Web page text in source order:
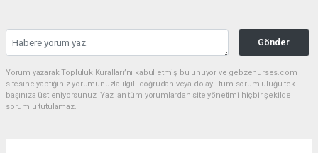
Gönder
Yorum yazarak Topluluk Kuralları’nı kabul etmiş bulunuyor ve gebzehurses.com
sitesine yaptığınız yorumunuzla ilgili doğrudan veya dolaylı tüm sorumluluğu tek
başınıza üstleniyorsunuz. Yazılan tüm yorumlardan site yönetimi hiçbir şekilde
sorumlu tutulamaz.